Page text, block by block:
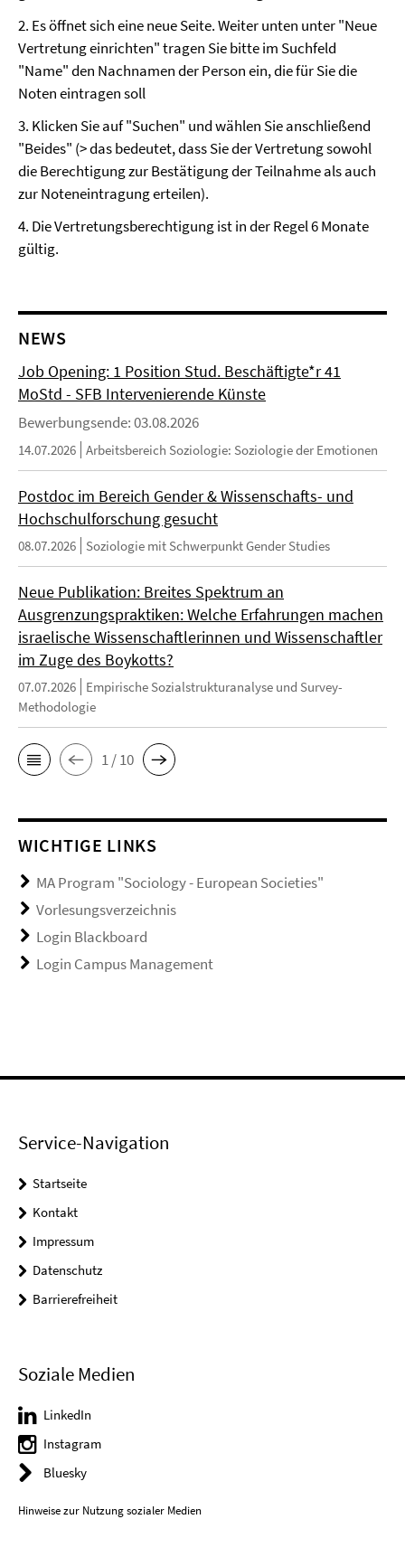
2. Es öffnet sich eine neue Seite. Weiter unten unter "Neue
Vertretung einrichten" tragen Sie bitte im Suchfeld
"Name" den Nachnamen der Person ein, die für Sie die
Noten eintragen soll
3. Klicken Sie auf "Suchen" und wählen Sie anschließend
"Beides" (> das bedeutet, dass Sie der Vertretung sowohl
die Berechtigung zur Bestätigung der Teilnahme als auch
zur Noteneintragung erteilen).
4. Die Vertretungsberechtigung ist in der Regel 6 Monate
gültig.
NEWS
Job Opening: 1 Position Stud. Beschäftigte*r 41
MoStd - SFB Intervenierende Künste
Bewerbungsende: 03.08.2026
14.07.2026 Arbeitsbereich Soziologie: Soziologie der Emotionen
Postdoc im Bereich Gender & Wissenschafts- und
Hochschulforschung gesucht
08.07.2026 Soziologie mit Schwerpunkt Gender Studies
Neue Publikation: Breites Spektrum an
Ausgrenzungspraktiken: Welche Erfahrungen machen
israelische Wissenschaftlerinnen und Wissenschaftler
im Zuge des Boykotts?
07.07.2026
Empirische Sozialstrukturanalyse und Survey-
Methodologie
1 / 10
WICHTIGE LINKS
MA Program "Sociology - European Societies"
Vorlesungsverzeichnis
Login Blackboard
Login Campus Management
Service-Navigation
Startseite
Kontakt
Impressum
Datenschutz
Barrierefreiheit
Soziale Medien
LinkedIn
Instagram
Bluesky
Hinweise zur Nutzung sozialer Medien